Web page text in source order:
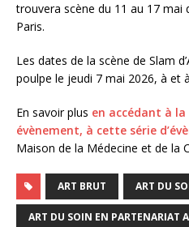
trouvera scène du 11 au 17 mai
Paris.
Les dates de la scène de Slam
poulpe le jeudi 7 mai 2026, à et
En savoir plus en accédant à
évènement, à cette série
Maison de la Médecine et de la
ART BRUT ART DU
ART DU SOIN EN PARTENARIAT